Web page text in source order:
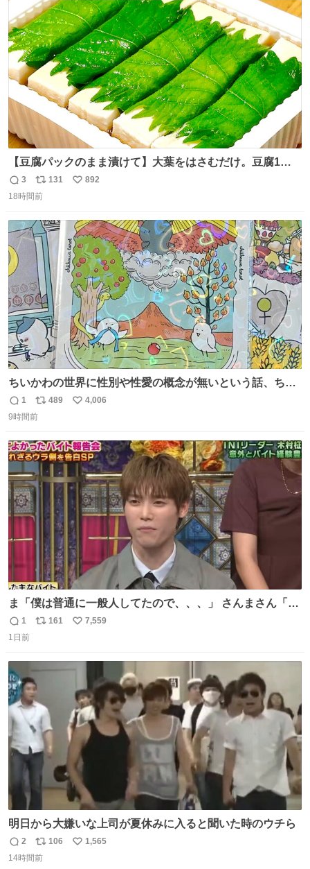
ト
数
数
【豆腐パックのまま漬けて】大葉をはさむだけ。豆腐1
丁、秒でなくなる 豆腐に大葉をはさんで、めんつゆに漬け
るだけ。冷蔵庫で置くだけで味がしみ込み、さっぱりなの
い日にもぴったりの大葉と豆腐の漬けレシピです。 詳しく
はリプ欄を見てね👇
返
信
3
リ
ポ
ト
数
131
い
数
892
18時間前
ちいかわの世界に性別や性愛の概念が無いという話、ちい
かわタロットでも恋人・女帝・女教皇あたりは性別を意識
させないように描かれてるんだよね。かなり徹底している
返
信
1
リ
ポ
ト
数
489
い
数
4,006
9時間前
ま「僕は普通に一般人してたので、、、」 さんまさん「チ
ンパンジー⁉️」 しぬwwwwwwwwwwwwwwwwwwwww
返
信
1
リ
ト
数
161
い
7,559
1日前
明日から大嫌いな上司が夏休みに入ると聞いた時のウチら
返
信
2
リ
ポ
106
い
1,565
14時間前